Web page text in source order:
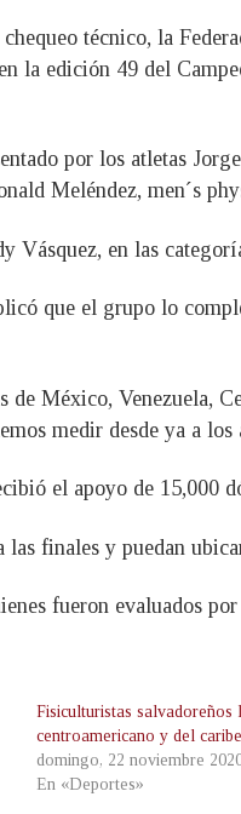
técnico, la
la edición 49 del
por los atletas
Meléndez, men´s
Vásquez, en las
que el grupo lo
México, Venezuela,
medir desde ya a
el apoyo de
finales y puedan
fueron evaluados
Fisiculturistas salvadoreños
centroamericano y del
domingo, 22 noviembre
En «Deportes»